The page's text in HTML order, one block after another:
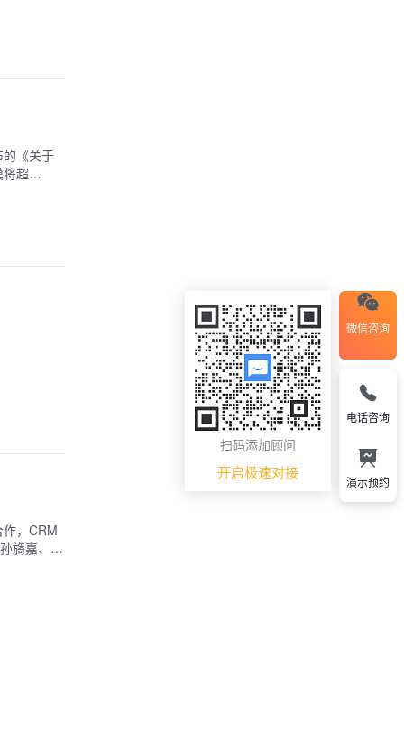
《关于
将超…
，CRM
孙旖嘉、…
微信咨询
扫码添加顾问
开启极速对接
电话咨询
演示预约